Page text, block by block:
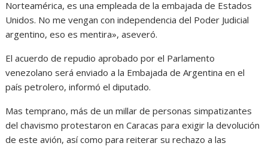
Norteamérica, es una empleada de la embajada de Estados
Unidos. No me vengan con independencia del Poder Judicial
argentino, eso es mentira», aseveró.
El acuerdo de repudio aprobado por el Parlamento
venezolano será enviado a la Embajada de Argentina en el
país petrolero, informó el diputado.
Mas temprano, más de un millar de personas simpatizantes
del chavismo protestaron en Caracas para exigir la devolución
de este avión, así como para reiterar su rechazo a las